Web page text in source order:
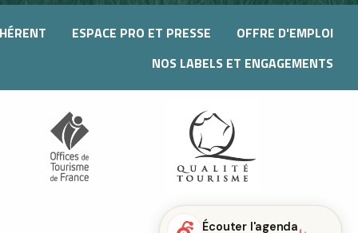
ESPACE PRO ET PRESSE
OFFRE D'EMPLOI
NOS LABELS ET ENGAGEMENTS
Écouter l'agenda